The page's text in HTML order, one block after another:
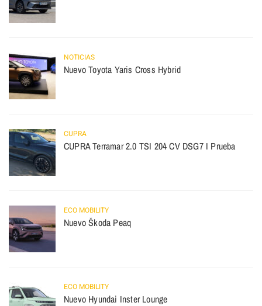
NOTICIAS
Nuevo Toyota Yaris Cross Hybrid
CUPRA
CUPRA Terramar 2.0 TSI 204 CV DSG7 I Prueba
ECO MOBILITY
Nuevo Škoda Peaq
ECO MOBILITY
Nuevo Hyundai Inster Lounge